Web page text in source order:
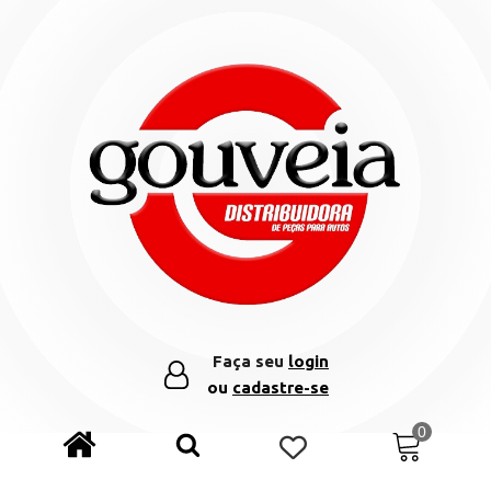
Faça seu login
ou cadastre-se